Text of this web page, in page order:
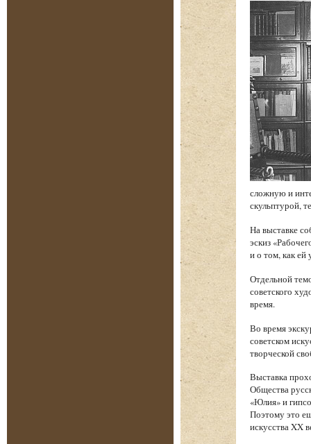
сложную и
скульптурой,
На выставке
эскиз
и о том, как ей
Отдельной
советского
время.
Во время
советском
творческой
Выставка
Общества
«Юлия» и
Поэтому это
искусства XX